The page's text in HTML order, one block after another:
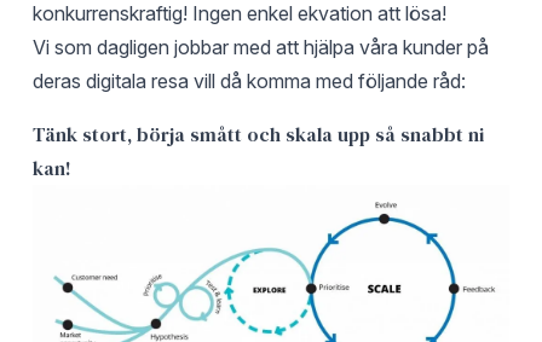
konkurrenskraftig! Ingen enkel ekvation att lösa!
Vi som dagligen jobbar med att hjälpa våra kunder på
deras digitala resa vill då komma med följande råd:
Tänk stort, börja smått och skala upp så snabbt ni
kan!